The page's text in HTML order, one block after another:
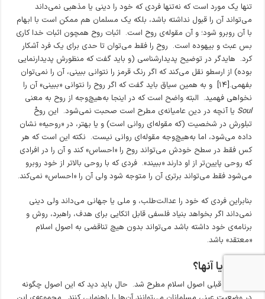
تنها یک مورد است که نه‌تنها فردی که خود را دینی یا مذهبی نمی‌داند
می‌تواند آن را قبول نداشته باشد، بلکه یک مسلمان هم ممکن است با ابهام
با آن روبرو شود؛ و آن مقوله‌ی روح است. اثبات روح همچون اثبات خدا کاری
بس عبث و بیهوده است. روح را فقط می‌توان تا حدی برای یک فرد آشکار
کرد. هایدگر در توضیح پدیدارشناسی (و باید گفت که منظورش پدیدارنمایی
بوده) از ارسطو نقل می‌کند که اگر رنگ قرمز را نتوانی ببینی، آن را نمی‌توان
بفهمی.[۱۴] و به همین سیاق باید گفت که اگر روح را نتوانی «ببینی» آن را
نخواهی فهمید. البته واضح است که در اینجا به‌هیچ‌وجه از روح به معنی
Soul یا آنچه در دین عامیانه‌ی مطرح است صحبت نمی‌شود. این روحْ
تبلورش در شخصیت (که مقوله‌ای روانی است) و یا بهتر، در «روحیه» نشان
داده می‌شود، اما به‌هیچ‌وجه مقوله‌ای روانی نیست. نکته این است که هر
کس فقط در سطح خودش می‌تواند روح را «احساس» کند و آن را در افرادی
که روحی پایین‌تر از او دارند «ببیند». فردی که با روحی بالاتر از خود روبرو
می‌شود فقط می‌تواند برتری آن را متوجه شود ولی آن را «احساس» نمی‌کند.
بنابراین فردی که خود را عدالت‌طلب، و ملی یا جهانی می‌داند ولی دینی
نمی‌داند اگر بخواهد بنیاد فلسفی قابل اتکایی برای هدف، راهبرد، روش و
برنامه‌ی خود داشته باشد می‌تواند بدون هیچ تناقضی به اصول اسلام
«معتقد» باشد.
ما یا آنها؟
در بخش قبلی اصول اسلام مطرح شد. حال باید دید که این اصول چگونه